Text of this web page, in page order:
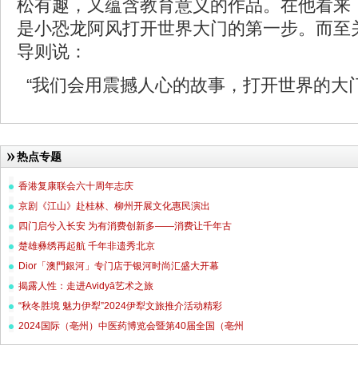
松有趣，又蕴含教育意义的作品。在他看来
是小恐龙阿风打开世界大门的第一步。而
导则说：
“我们会用震撼人心的故事，打开世界的大
热点专题
香港复康联会六十周年志庆
京剧《江山》赴桂林、柳州开展文化惠民演出
四门启兮入长安 为有消费创新多——消费让千年古
楚雄彝绣再起航 千年非遗秀北京
Dior「澳門銀河」专门店于银河时尚汇盛大开幕
揭露人性：走进Avidyā艺术之旅
“秋冬胜境 魅力伊犁”2024伊犁文旅推介活动精彩
2024国际（亳州）中医药博览会暨第40届全国（亳州